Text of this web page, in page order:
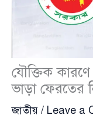
যৌক্তিক কারণে
ভাড়া ফেরতের
জাতীয় / Leave a